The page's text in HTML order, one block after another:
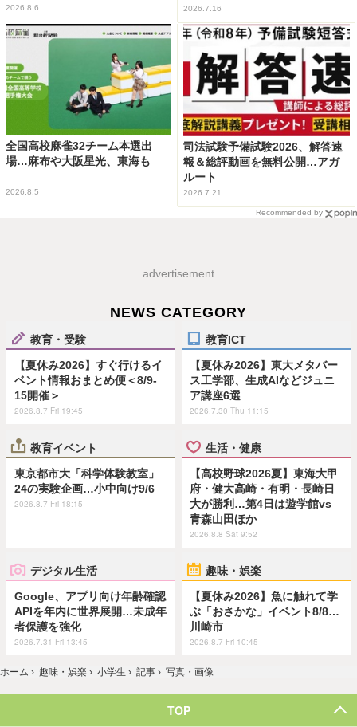
2026.8.6 2026.7.16
全国高校麻雀32チーム本選出
場…麻布や大阪星光、東海も
2026.8.5
司法試験予備試験2026、解答速
報＆総評動画を無料公開…アガ
ルート
2026.7.21
Recommended by
advertisement
NEWS CATEGORY
教育・受験
【夏休み2026】すぐ行けるイ
ベント情報おまとめ便＜8/9-
15開催＞
2026.8.7 Fri 19:45
教育ICT
【夏休み2026】東大メタバー
ス工学部、生成AIなどジュニ
ア講座6選
2026.7.30 Thu 11:15
教育イベント
東京都市大「科学体験教室」
24の実験企画…小中向け9/6
2026.8.7 Fri 18:15
生活・健康
【高校野球2026夏】東海大甲
府・健大高崎・有明・長崎日
大が勝利…第4日は遊学館vs
青森山田ほか
2026.8.8 Sat 9:52
デジタル生活
Google、アプリ向け年齢確認
APIを年内に世界展開…未成年
者保護を強化
2026.7.31 Fri 13:45
趣味・娯楽
【夏休み2026】魚に触れて学
ぶ「おさかな」イベント8/8…
川崎市
2026.8.7 Fri 10:45
ホーム › 趣味・娯楽 › 小学生 › 記事 › 写真・画像
TOP